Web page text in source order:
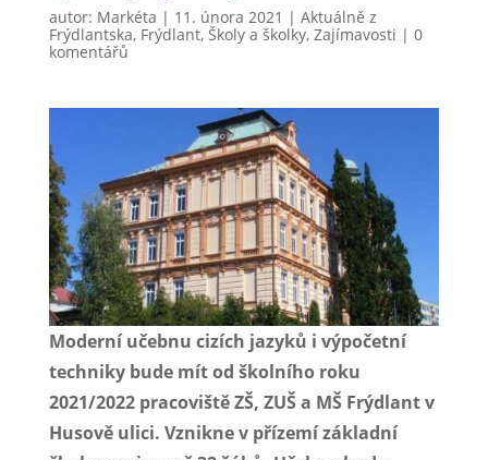
autor: Markéta | 11. února 2021 | Aktuálně z
Frýdlantska, Frýdlant, Školy a školky, Zajímavosti | 0
komentářů
Moderní učebnu cizích jazyků i výpočetní
techniky bude mít od školního roku
2021/2022 pracoviště ZŠ, ZUŠ a MŠ Frýdlant v
Husově ulici. Vznikne v přízemí základní